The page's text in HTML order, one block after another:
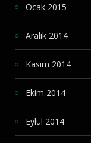
Ocak 2015
Aralık 2014
Kasım 2014
Ekim 2014
Eylül 2014